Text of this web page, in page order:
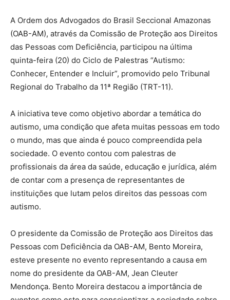
A Ordem dos Advogados do Brasil Seccional Amazonas
(OAB-AM), através da Comissão de Proteção aos Direitos
das Pessoas com Deficiência, participou na última
quinta-feira (20) do Ciclo de Palestras “Autismo:
Conhecer, Entender e Incluir”, promovido pelo Tribunal
Regional do Trabalho da 11ª Região (TRT-11).
A iniciativa teve como objetivo abordar a temática do
autismo, uma condição que afeta muitas pessoas em todo
o mundo, mas que ainda é pouco compreendida pela
sociedade. O evento contou com palestras de
profissionais da área da saúde, educação e jurídica, além
de contar com a presença de representantes de
instituições que lutam pelos direitos das pessoas com
autismo.
O presidente da Comissão de Proteção aos Direitos das
Pessoas com Deficiência da OAB-AM, Bento Moreira,
esteve presente no evento representando a causa em
nome do presidente da OAB-AM, Jean Cleuter
Mendonça. Bento Moreira destacou a importância de